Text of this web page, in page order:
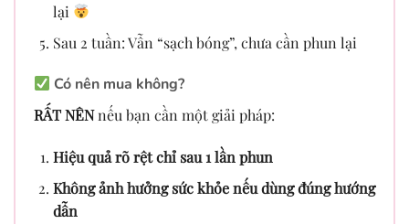
lại
Sau 2 tuần: Vẫn “sạch bóng”, chưa cần phun lại
Có nên mua không?
RẤT NÊNnếu bạn cần một giải pháp:
Hiệu quả rõ rệt chỉ sau 1 lần phun
Không ảnh hưởng sức khỏe nếu dùng đúng hướng
dẫn